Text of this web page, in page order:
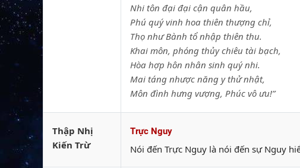
Nhi tôn đại đại cận quân hầu,
Phú quý vinh hoa thiên thượng chỉ,
Thọ như Bành tổ nhập thiên thu.
Khai môn, phóng thủy chiêu tài bạch,
Hòa hợp hôn nhân sinh quý nhi.
Mai táng nhược năng y thử nhật,
Môn đình hưng vượng, Phúc vô ưu!”
Thập Nhị
Kiến Trừ
Trực Nguy
Nói đến Trực Nguy là nói đến sự Nguy